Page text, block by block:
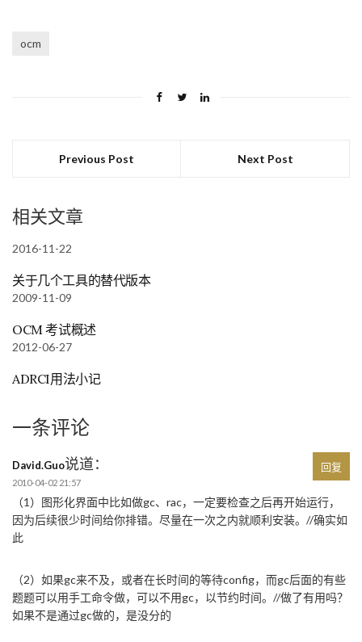
ocm
Previous Post Next Post
相关文章
2016-11-22
关于几个工具的替代版本
2009-11-09
OCM 考试概述
2012-06-27
ADRCI用法小记
一条评论
David.Guo说道：
2010-04-02 21:57
（1）图形化界面中比如做gc、rac，一定要检查之后再开始运行，
因为后续很少时间给你排错。尽量在一次之内就顺利安装。//确实如
此
（2）如果gc来不及，或者在长时间的等待config，而gc后面的有些
题题可以用手工命令做，可以不用gc，以节约时间。//做了有用吗？
如果不是通过gc做的，是没分的
回复